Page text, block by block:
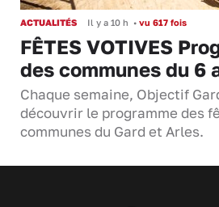
ACTUALITÉS Il y a 10 h • vu 617 fois
FÊTES VOTIVES
des communes du 6
Chaque semaine, Objectif
découvrir le programme des
communes du Gard et Arles.